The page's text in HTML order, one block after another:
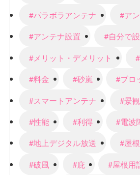
#パラボラアンテナ
#ア
#アンテナ設置
#自分で
#メリット・デメリット
#料金
#砂嵐
#ブロ
#スマートアンテナ
#景
#性能
#利得
#電波
#地上デジタル放送
#屋
#破風
#庇 #屋根用